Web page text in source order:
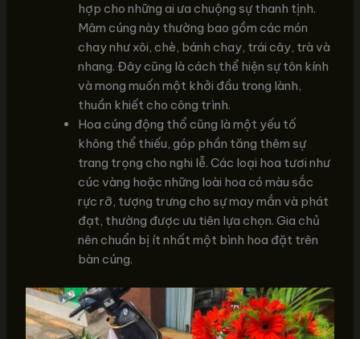
hợp cho những ai ưa chuộng sự thanh tịnh.
Mâm cúng này thường bao gồm các món
chay như xôi, chè, bánh chay, trái cây, trà và
nhang. Đây cũng là cách thể hiện sự tôn kính
và mong muốn một khởi đầu trong lành,
thuần khiết cho công trình.
Hoa cúng động thổ cũng là một yếu tố
không thể thiếu, góp phần tăng thêm sự
trang trọng cho nghi lễ. Các loại hoa tươi như
cúc vàng hoặc những loài hoa có màu sắc
rực rỡ, tượng trưng cho sự may mắn và phát
đạt, thường được ưu tiên lựa chọn. Gia chủ
nên chuẩn bị ít nhất một bình hoa đặt trên
bàn cúng.